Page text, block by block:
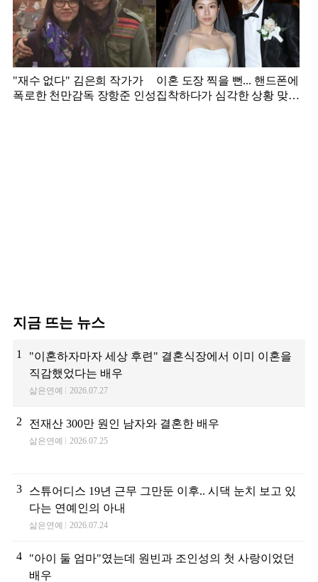
"재수 없다" 김은희 작가가
폭로한 천만감독 장항준 인성
이혼 도장 찍을 뻔... 핸드폰에
집착하다가 심각한 상황 맞은
지금 뜨는 뉴스
1
"이혼하자마자 세상 후련" 결혼식장에서 이미 이혼을
직감했었다는 배우
삶은연예 2026.07.27
2 전재산 300만 원인 남자와 결혼한 배우
삶은연예 2026.07.25
3
스튜어디스 19년 근무 그만둔 이후.. 시댁 눈치 보고 있
다는 연예인의 아내
삶은연예 2026.07.24
4
"아이 둘 엄마"였는데 원빈과 조인성의 첫 사랑이었던
배우